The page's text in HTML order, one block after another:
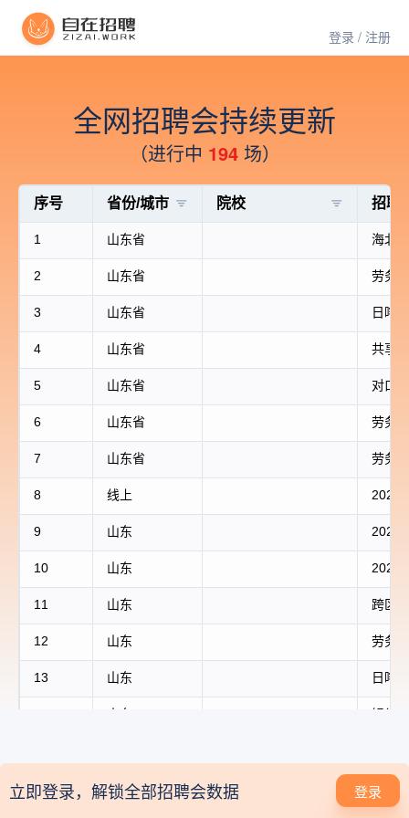
登录 / 注册
全网招聘会持续更新
（进行中 194场）
登录解锁全部招聘会数据
立即登录，解锁全部招聘会数据 登录